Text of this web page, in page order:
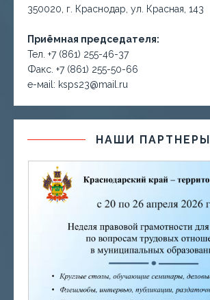
350020, г. Краснодар, ул. Красная, 143
Приёмная председателя:
Тел. +7 (861) 255-46-37
Факс. +7 (861) 255-50-66
е-маil: ksps23@mail.ru
НАШИ ПАРТНЕРЫ